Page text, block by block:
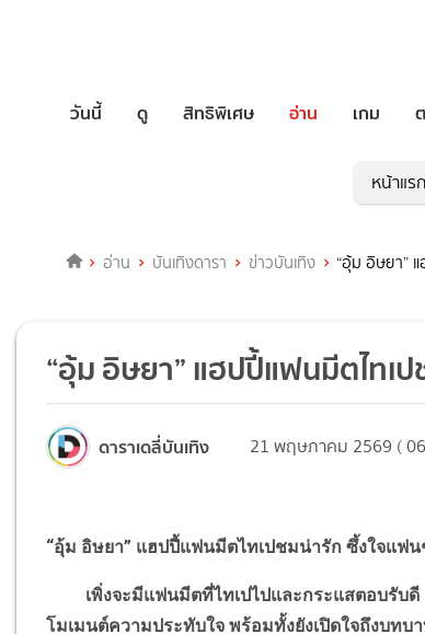
วันนี้ ดู สิทธิพิเศษ อ่าน เกม
หน้าแร
อ่าน บันเทิงดารา ข่าวบันเทิง “อุ้ม อิษยา”
“อุ้ม อิษยา” แฮปปี้แฟนมีตไทเ
ดาราเดลี่บันเทิง 21 พฤษภาคม 2569 (
“อุ้ม อิษยา” แฮปปี้แฟนมีตไทเปชมน่ารัก ซึ้งใจแฟน
เพิ่งจะมีแฟนมีตที่ไทเปไปและกระแสตอบรับดี
โมเมนต์ความประทับใจ พร้อมทั้งยังเปิดใจถึงบทบ